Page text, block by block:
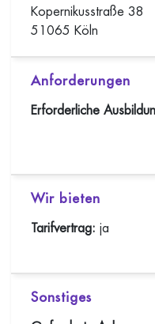
Kopernikusstraße 38
51065 Köln
Anforderungen
Erforderliche
Wir bieten
Tarifvertrag:ja
Sonstiges